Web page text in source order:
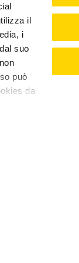
il
i
suo
può
da